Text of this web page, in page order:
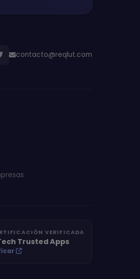
contacto@reqlut.com
VERIFICADA
Trusted Apps